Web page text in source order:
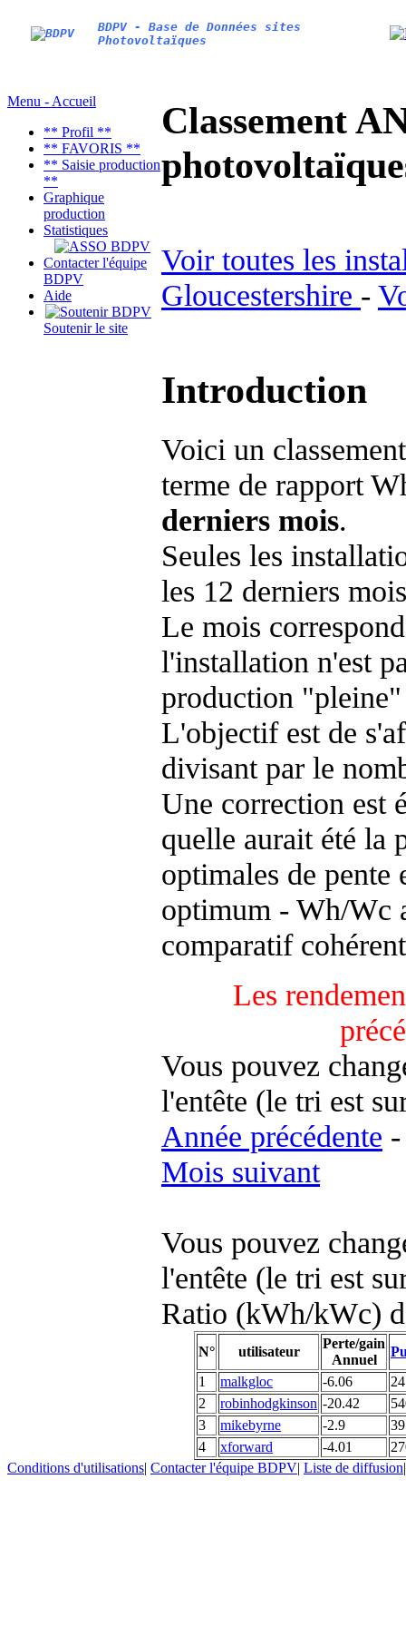
BDPV - Base de Données sites
Photovoltaïques
Menu - Accueil
** Profil **
** FAVORIS **
** Saisie production
**
Graphique
production
Statistiques
Contacter l'équipe
BDPV
Aide
Soutenir le site
Classement
Voir toutes les
Gloucestershire -
Introduction
Voici un
terme de rapport
derniers mois.
Seules les
les 12 derniers
Le mois
l'installation n'est
production "pleine"
L'objectif est de
divisant par le
Une correction est
quelle aurait été la
optimales de
optimum - Wh/Wc
comparatif
Les
Vous pouvez
l'entête (le tri est
Année précédente -
Mois suivant
Vous pouvez
l'entête (le tri est
Ratio (kWh/kWc)
N° utilisateur
Perte/gain
Annuel
1
malkgloc -6.06
2
robinhodgkinson -20.42
3
mikebyrne -2.9
4
xforward -4.01
Conditions d'utilisations| Contacter l'équipe BDPV| Liste de diffusion